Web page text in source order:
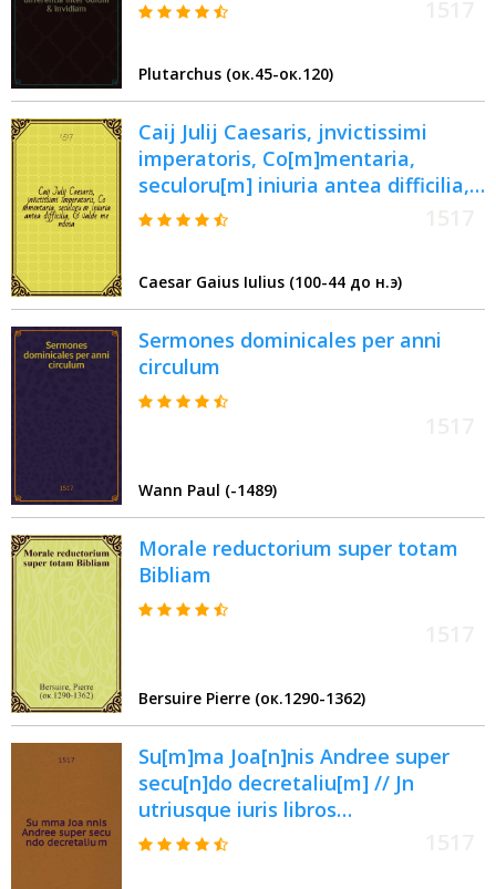
Plutarchus (ок.45-ок.120)
Caij Julij Caesaris, jnvictissimi
imperatoris, Co[m]mentaria,
seculoru[m] iniuria antea difficilia,
& valde me[n]dosa : nunc primum a
: una cum figuris suis locis apte
dispositis, hec non regulata tabula
quia loca, flumina, montes, urbes,
oppida, infinita prelia, & quaeque
digna cognitu minifice demonstrat
Caesar Gaius Iulius (100-44 до н.э)
Sermones dominicales per anni
circulum
Wann Paul (-1489)
Morale reductorium super totam
Bibliam
Bersuire Pierre (ок.1290-1362)
Su[m]ma Joa[n]nis Andree super
secu[n]do decretaliu[m] // Jn
utriusque iuris libros
introductorium ...